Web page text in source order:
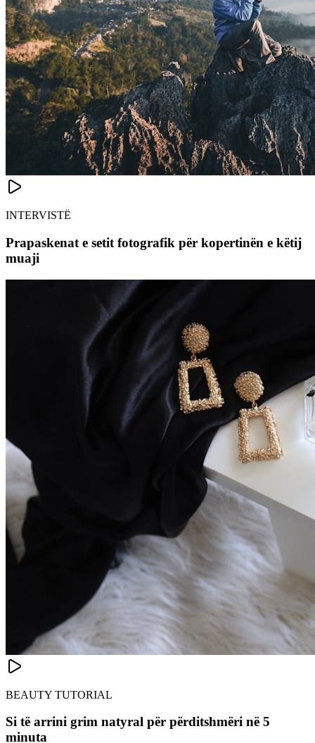
INTERVISTË
Prapaskenat e setit fotografik për kopertinën e këtij
muaji
BEAUTY TUTORIAL
Si të arrini grim natyral për përditshmëri në 5
minuta